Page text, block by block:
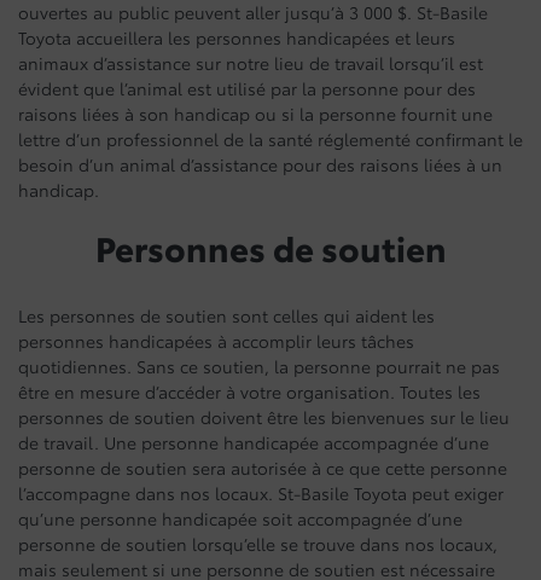
ouvertes au public peuvent aller jusqu’à 3 000 $. St-Basile
Toyota accueillera les personnes handicapées et leurs
animaux d’assistance sur notre lieu de travail lorsqu’il est
évident que l’animal est utilisé par la personne pour des
raisons liées à son handicap ou si la personne fournit une
lettre d’un professionnel de la santé réglementé confirmant le
besoin d’un animal d’assistance pour des raisons liées à un
handicap.
Personnes de soutien
Les personnes de soutien sont celles qui aident les
personnes handicapées à accomplir leurs tâches
quotidiennes. Sans ce soutien, la personne pourrait ne pas
être en mesure d’accéder à votre organisation. Toutes les
personnes de soutien doivent être les bienvenues sur le lieu
de travail. Une personne handicapée accompagnée d’une
personne de soutien sera autorisée à ce que cette personne
l’accompagne dans nos locaux. St-Basile Toyota peut exiger
qu’une personne handicapée soit accompagnée d’une
personne de soutien lorsqu’elle se trouve dans nos locaux,
mais seulement si une personne de soutien est nécessaire